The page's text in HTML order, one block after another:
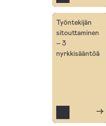
Työntekijän
sitouttaminen
– 3
nyrkkisääntöä
→